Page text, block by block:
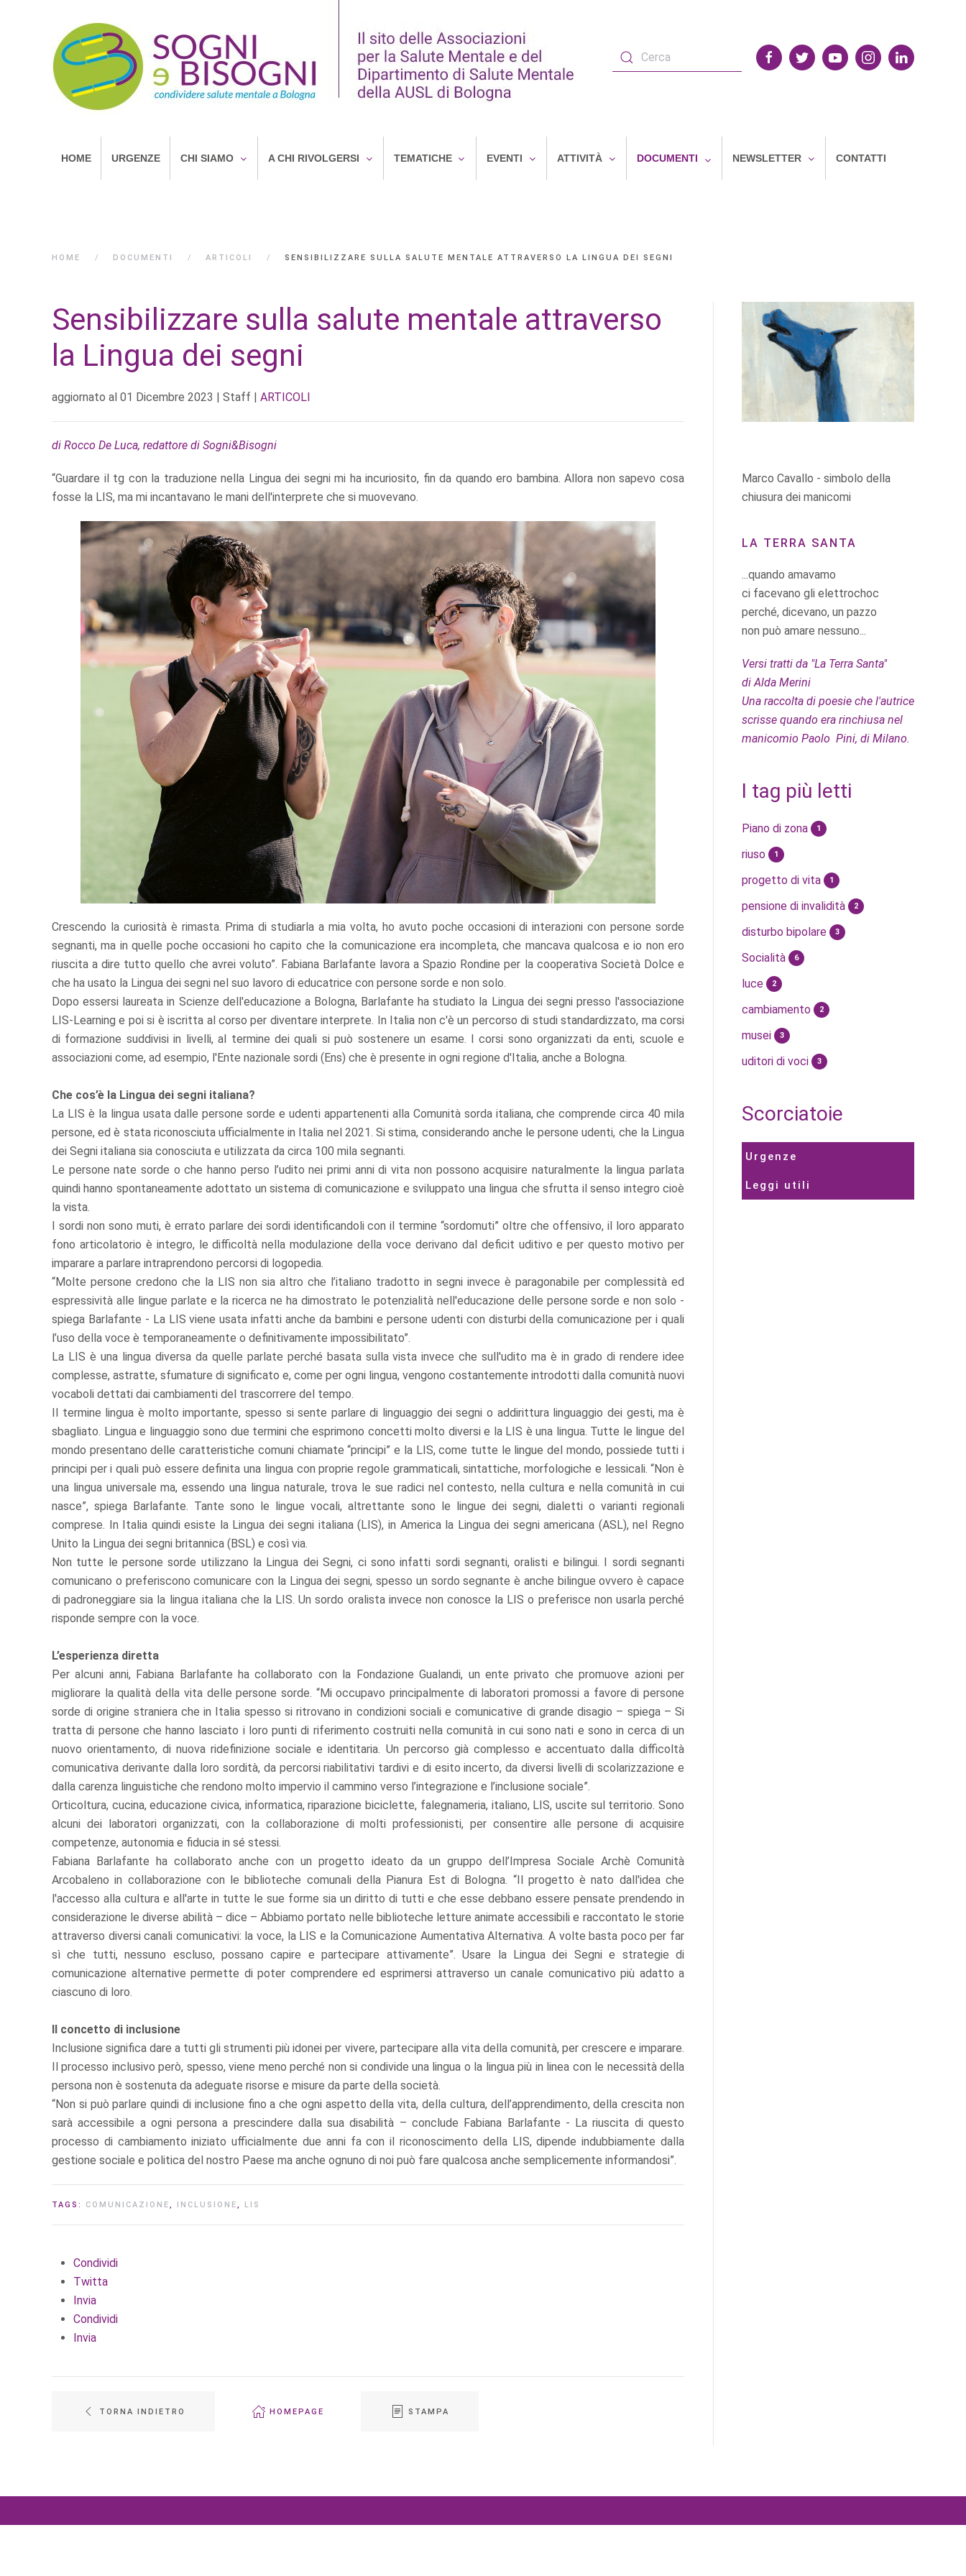
HOME URGENZE CHI SIAMO A CHI RIVOLGERSI TEMATICHE EVENTI ATTIVITÀ DOCUMENTI NEWSLETTER CONTATTI
HOME DOCUMENTI ARTICOLI SENSIBILIZZARE SULLA SALUTE MENTALE ATTRAVERSO LA LINGUA DEI SEGNI
Sensibilizzare sulla salute mentale attraverso
la Lingua dei segni
aggiornato al 01 Dicembre 2023 | Staff | ARTICOLI
di Rocco De Luca, redattore di Sogni&Bisogni
“Guardare il tg con la traduzione nella Lingua dei segni mi ha incuriosito, fin da quando ero bambina. Allora non sapevo cosa
fosse la LIS, ma mi incantavano le mani dell'interprete che si muovevano.
Crescendo la curiosità è rimasta. Prima di studiarla a mia volta, ho avuto poche occasioni di interazioni con persone sorde
segnanti, ma in quelle poche occasioni ho capito che la comunicazione era incompleta, che mancava qualcosa e io non ero
riuscita a dire tutto quello che avrei voluto”. Fabiana Barlafante lavora a Spazio Rondine per la cooperativa Società Dolce e
che ha usato la Lingua dei segni nel suo lavoro di educatrice con persone sorde e non solo.
Dopo essersi laureata in Scienze dell'educazione a Bologna, Barlafante ha studiato la Lingua dei segni presso l'associazione
LIS-Learning e poi si è iscritta al corso per diventare interprete. In Italia non c'è un percorso di studi standardizzato, ma corsi
di formazione suddivisi in livelli, al termine dei quali si può sostenere un esame. I corsi sono organizzati da enti, scuole e
associazioni come, ad esempio, l'Ente nazionale sordi (Ens) che è presente in ogni regione d'Italia, anche a Bologna.
Che cos’è la Lingua dei segni italiana?
La LIS è la lingua usata dalle persone sorde e udenti appartenenti alla Comunità sorda italiana, che comprende circa 40 mila
persone, ed è stata riconosciuta ufficialmente in Italia nel 2021. Si stima, considerando anche le persone udenti, che la Lingua
dei Segni italiana sia conosciuta e utilizzata da circa 100 mila segnanti.
Le persone nate sorde o che hanno perso l’udito nei primi anni di vita non possono acquisire naturalmente la lingua parlata
quindi hanno spontaneamente adottato un sistema di comunicazione e sviluppato una lingua che sfrutta il senso integro cioè
la vista.
I sordi non sono muti, è errato parlare dei sordi identificandoli con il termine “sordomuti” oltre che offensivo, il loro apparato
fono articolatorio è integro, le difficoltà nella modulazione della voce derivano dal deficit uditivo e per questo motivo per
imparare a parlare intraprendono percorsi di logopedia.
“Molte persone credono che la LIS non sia altro che l’italiano tradotto in segni invece è paragonabile per complessità ed
espressività alle lingue parlate e la ricerca ne ha dimostrato le potenzialità nell'educazione delle persone sorde e non solo -
spiega Barlafante - La LIS viene usata infatti anche da bambini e persone udenti con disturbi della comunicazione per i quali
l’uso della voce è temporaneamente o definitivamente impossibilitato”.
La LIS è una lingua diversa da quelle parlate perché basata sulla vista invece che sull'udito ma è in grado di rendere idee
complesse, astratte, sfumature di significato e, come per ogni lingua, vengono costantemente introdotti dalla comunità nuovi
vocaboli dettati dai cambiamenti del trascorrere del tempo.
Il termine lingua è molto importante, spesso si sente parlare di linguaggio dei segni o addirittura linguaggio dei gesti, ma è
sbagliato. Lingua e linguaggio sono due termini che esprimono concetti molto diversi e la LIS è una lingua. Tutte le lingue del
mondo presentano delle caratteristiche comuni chiamate “principi” e la LIS, come tutte le lingue del mondo, possiede tutti i
principi per i quali può essere definita una lingua con proprie regole grammaticali, sintattiche, morfologiche e lessicali. “Non è
una lingua universale ma, essendo una lingua naturale, trova le sue radici nel contesto, nella cultura e nella comunità in cui
nasce”, spiega Barlafante. Tante sono le lingue vocali, altrettante sono le lingue dei segni, dialetti o varianti regionali
comprese. In Italia quindi esiste la Lingua dei segni italiana (LIS), in America la Lingua dei segni americana (ASL), nel Regno
Unito la Lingua dei segni britannica (BSL) e così via.
Non tutte le persone sorde utilizzano la Lingua dei Segni, ci sono infatti sordi segnanti, oralisti e bilingui. I sordi segnanti
comunicano o preferiscono comunicare con la Lingua dei segni, spesso un sordo segnante è anche bilingue ovvero è capace
di padroneggiare sia la lingua italiana che la LIS. Un sordo oralista invece non conosce la LIS o preferisce non usarla perché
risponde sempre con la voce.
L’esperienza diretta
Per alcuni anni, Fabiana Barlafante ha collaborato con la Fondazione Gualandi, un ente privato che promuove azioni per
migliorare la qualità della vita delle persone sorde. “Mi occupavo principalmente di laboratori promossi a favore di persone
sorde di origine straniera che in Italia spesso si ritrovano in condizioni sociali e comunicative di grande disagio – spiega – Si
tratta di persone che hanno lasciato i loro punti di riferimento costruiti nella comunità in cui sono nati e sono in cerca di un
nuovo orientamento, di nuova ridefinizione sociale e identitaria. Un percorso già complesso e accentuato dalla difficoltà
comunicativa derivante dalla loro sordità, da percorsi riabilitativi tardivi e di esito incerto, da diversi livelli di scolarizzazione e
dalla carenza linguistiche che rendono molto impervio il cammino verso l’integrazione e l’inclusione sociale”.
Orticoltura, cucina, educazione civica, informatica, riparazione biciclette, falegnameria, italiano, LIS, uscite sul territorio. Sono
alcuni dei laboratori organizzati, con la collaborazione di molti professionisti, per consentire alle persone di acquisire
competenze, autonomia e fiducia in sé stessi.
Fabiana Barlafante ha collaborato anche con un progetto ideato da un gruppo dell’Impresa Sociale Archè Comunità
Arcobaleno in collaborazione con le biblioteche comunali della Pianura Est di Bologna. “Il progetto è nato dall'idea che
l'accesso alla cultura e all'arte in tutte le sue forme sia un diritto di tutti e che esse debbano essere pensate prendendo in
considerazione le diverse abilità – dice – Abbiamo portato nelle biblioteche letture animate accessibili e raccontato le storie
attraverso diversi canali comunicativi: la voce, la LIS e la Comunicazione Aumentativa Alternativa. A volte basta poco per far
sì che tutti, nessuno escluso, possano capire e partecipare attivamente”. Usare la Lingua dei Segni e strategie di
comunicazione alternative permette di poter comprendere ed esprimersi attraverso un canale comunicativo più adatto a
ciascuno di loro.
Il concetto di inclusione
Inclusione significa dare a tutti gli strumenti più idonei per vivere, partecipare alla vita della comunità, per crescere e imparare.
Il processo inclusivo però, spesso, viene meno perché non si condivide una lingua o la lingua più in linea con le necessità della
persona non è sostenuta da adeguate risorse e misure da parte della società.
“Non si può parlare quindi di inclusione fino a che ogni aspetto della vita, della cultura, dell’apprendimento, della crescita non
sarà accessibile a ogni persona a prescindere dalla sua disabilità – conclude Fabiana Barlafante - La riuscita di questo
processo di cambiamento iniziato ufficialmente due anni fa con il riconoscimento della LIS, dipende indubbiamente dalla
gestione sociale e politica del nostro Paese ma anche ognuno di noi può fare qualcosa anche semplicemente informandosi”.
TAGS: COMUNICAZIONE, INCLUSIONE, LIS
Condividi
Twitta
Invia
Condividi
Invia
TORNA INDIETRO HOMEPAGE STAMPA
Marco Cavallo - simbolo della
chiusura dei manicomi
LA TERRA SANTA
...quando amavamo
ci facevano gli elettrochoc
perché, dicevano, un pazzo
non può amare nessuno...
Versi tratti da "La Terra Santa"
di Alda Merini
Una raccolta di poesie che l'autrice
scrisse quando era rinchiusa nel
manicomio Paolo Pini, di Milano.
I tag più letti
Piano di zona 1
riuso 1
progetto di vita 1
pensione di invalidità 2
disturbo bipolare 3
Socialità 6
luce 2
cambiamento 2
musei 3
uditori di voci 3
Scorciatoie
Urgenze
Leggi utili